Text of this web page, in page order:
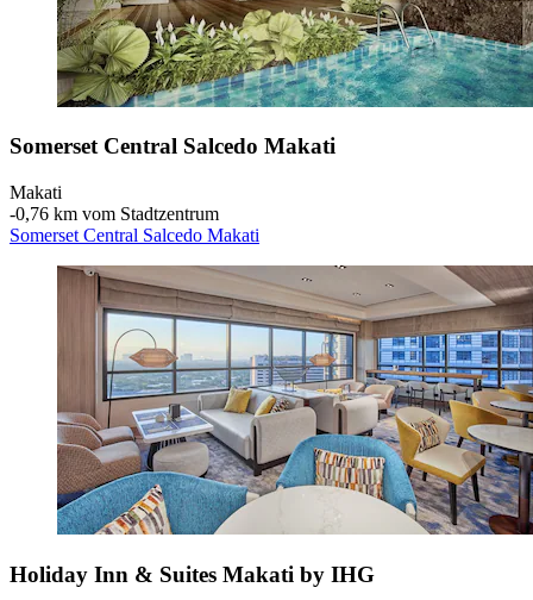
Somerset Central Salcedo Makati
Makati
‐0,76 km vom Stadtzentrum
Somerset Central Salcedo Makati
Holiday Inn & Suites Makati by IHG